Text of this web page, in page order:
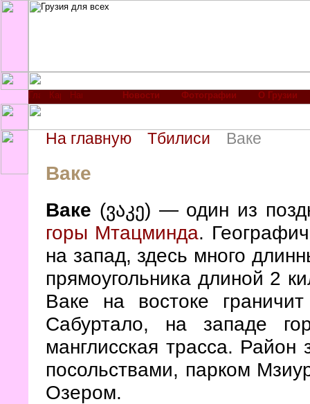
Новости Фотографии О Грузии
На главную Тбилиси Ваке
Ваке
Ваке (ვაკე) — один из
горы Мтацминда.
на запад, здесь много
прямоугольника длиной 2
Ваке на востоке
Сабуртало, на западе
манглисская трасса. Район
посольствами, парком
Озером.